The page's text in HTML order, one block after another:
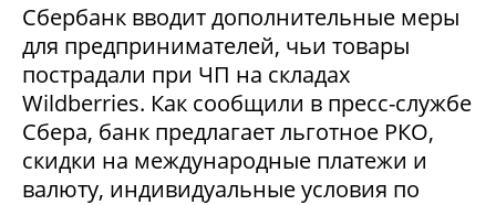
Сбербанк вводит дополнительные меры
для предпринимателей, чьи товары
пострадали при ЧП на складах
Wildberries. Как сообщили в пресс-службе
Сбера, банк предлагает льготное РКО,
скидки на международные платежи и
валюту, индивидуальные условия по